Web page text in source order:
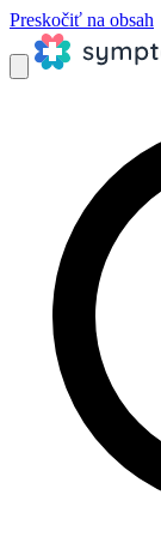
Preskočiť na obsah